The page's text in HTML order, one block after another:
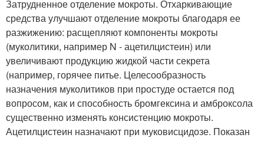
Затрудненное отделение мокроты. Отхаркивающие
средства улучшают отделение мокроты благодаря ее
разжижению: расщепляют компоненты мокроты
(муколитики, например N - ацетилцистеин) или
увеличивают продукцию жидкой части секрета
(например, горячее питье. Целесообразность
назначения муколитиков при простуде остается под
вопросом, как и способность бромгексина и амброксола
существенно изменять консистенцию мокроты.
Ацетилцистеин назначают при муковисцидозе. Показан